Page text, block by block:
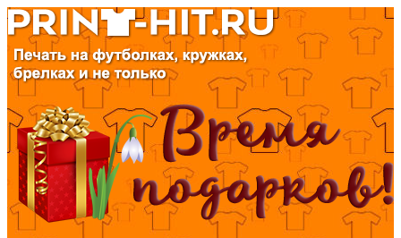
Перейти
навигации
Перейти
содержимому